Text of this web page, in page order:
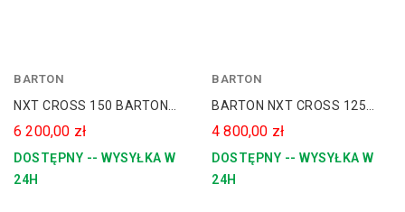
BARTON
czerwony
Czerwono
NXT CROSS 150 BARTON
Manual 19/16
6 200,00 zł
DOSTĘPNY -- WYSYŁKA W
24H
BARTON
BARTON NXT CROSS 125
Manual 17/14
4 800,00 zł
DOSTĘPNY -- WYSYŁKA W
24H